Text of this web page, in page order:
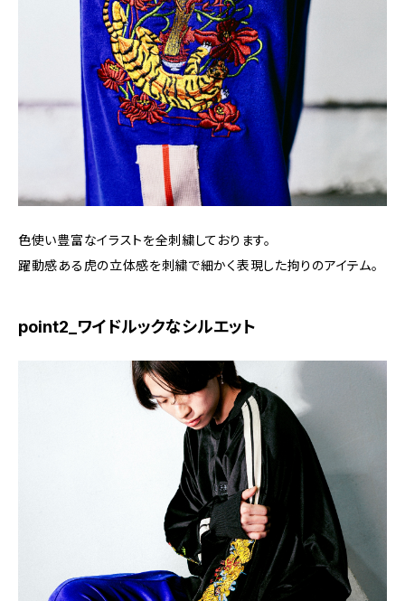
色使い豊富なイラストを全刺繍しております。
躍動感ある虎の立体感を刺繍で細かく表現した拘りのアイテム。
point2_ワイドルックなシルエット